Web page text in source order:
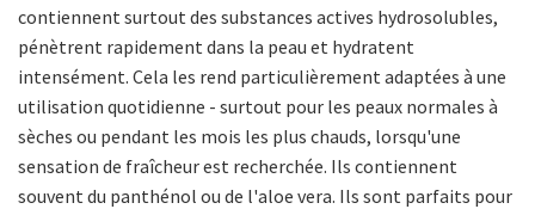
contiennent surtout des substances actives hydrosolubles,
pénètrent rapidement dans la peau et hydratent
intensément. Cela les rend particulièrement adaptées à une
utilisation quotidienne - surtout pour les peaux normales à
sèches ou pendant les mois les plus chauds, lorsqu'une
sensation de fraîcheur est recherchée. Ils contiennent
souvent du panthénol ou de l'aloe vera. Ils sont parfaits pour